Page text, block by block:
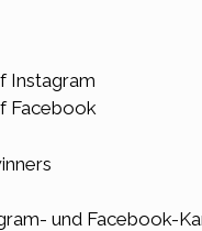
Instagram
Facebook
und Facebook-